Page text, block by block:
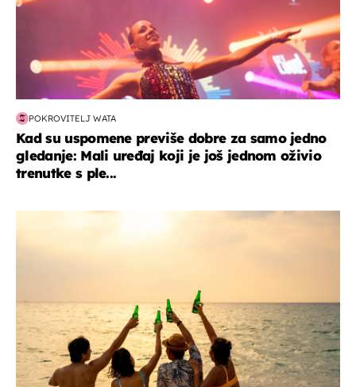
POKROVITELJ WATA
Kad su uspomene previše dobre za samo jedno
gledanje: Mali uređaj koji je još jednom oživio
trenutke s ple...